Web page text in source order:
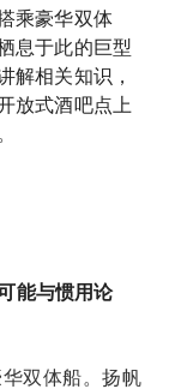
乘豪华双体
息于此的巨型
解相关知识，
放式酒吧点上
能与惯用论
双体船。扬帆